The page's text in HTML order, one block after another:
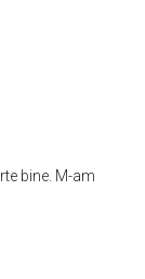
bine. M-am